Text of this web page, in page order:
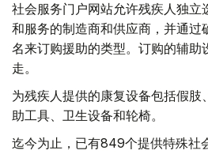
社会服务门户网站允许残疾人独立
和服务的制造商和供应商，并通过
名来订购援助的类型。订购的辅助
走。
为残疾人提供的康复设备包括假肢
助工具、卫生设备和轮椅。
迄今为止，已有849个提供特殊社